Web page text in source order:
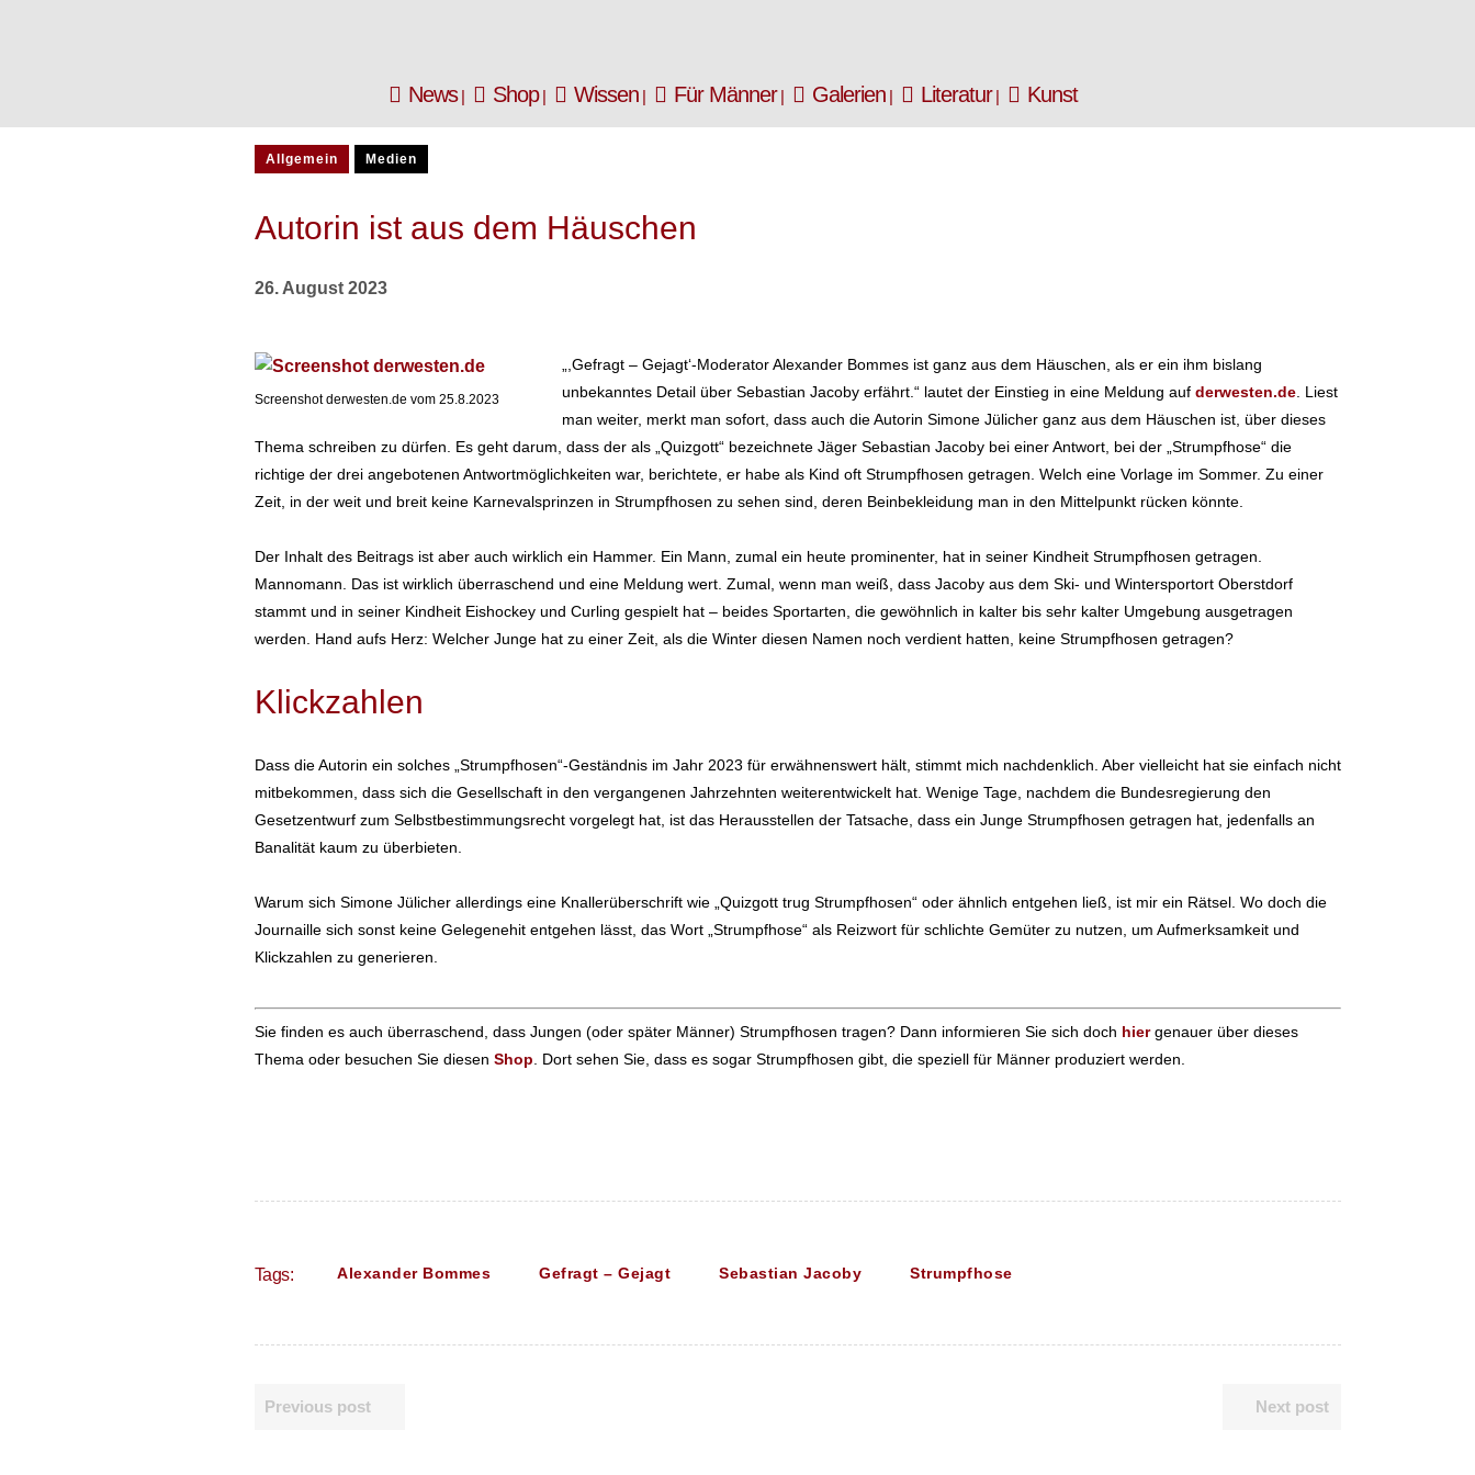
News Shop Wissen Für Männer Galerien Literatur Kunst
Allgemein Medien
Autorin ist aus dem Häuschen
26. August 2023
Screenshot derwesten.de vom 25.8.2023
„,Gefragt – Gejagt‘-Moderator Alexander Bommes ist ganz aus dem Häuschen, als er ein ihm bislang
unbekanntes Detail über Sebastian Jacoby erfährt.“ lautet der Einstieg in eine Meldung auf derwesten.de . Liest
man weiter, merkt man sofort, dass auch die Autorin Simone Jülicher ganz aus dem Häuschen ist, über dieses
Thema schreiben zu dürfen. Es geht darum, dass der als „Quizgott“ bezeichnete Jäger Sebastian Jacoby bei einer Antwort, bei der „Strumpfhose“ die
richtige der drei angebotenen Antwortmöglichkeiten war, berichtete, er habe als Kind oft Strumpfhosen getragen. Welch eine Vorlage im Sommer. Zu einer
Zeit, in der weit und breit keine Karnevalsprinzen in Strumpfhosen zu sehen sind, deren Beinbekleidung man in den Mittelpunkt rücken könnte.
Der Inhalt des Beitrags ist aber auch wirklich ein Hammer. Ein Mann, zumal ein heute prominenter, hat in seiner Kindheit Strumpfhosen getragen.
Mannomann. Das ist wirklich überraschend und eine Meldung wert. Zumal, wenn man weiß, dass Jacoby aus dem Ski- und Wintersportort Oberstdorf
stammt und in seiner Kindheit Eishockey und Curling gespielt hat – beides Sportarten, die gewöhnlich in kalter bis sehr kalter Umgebung ausgetragen
werden. Hand aufs Herz: Welcher Junge hat zu einer Zeit, als die Winter diesen Namen noch verdient hatten, keine Strumpfhosen getragen?
Klickzahlen
Dass die Autorin ein solches „Strumpfhosen“-Geständnis im Jahr 2023 für erwähnenswert hält, stimmt mich nachdenklich. Aber vielleicht hat sie einfach nicht
mitbekommen, dass sich die Gesellschaft in den vergangenen Jahrzehnten weiterentwickelt hat. Wenige Tage, nachdem die Bundesregierung den
Gesetzentwurf zum Selbstbestimmungsrecht vorgelegt hat, ist das Herausstellen der Tatsache, dass ein Junge Strumpfhosen getragen hat, jedenfalls an
Banalität kaum zu überbieten.
Warum sich Simone Jülicher allerdings eine Knallerüberschrift wie „Quizgott trug Strumpfhosen“ oder ähnlich entgehen ließ, ist mir ein Rätsel. Wo doch die
Journaille sich sonst keine Gelegenehit entgehen lässt, das Wort „Strumpfhose“ als Reizwort für schlichte Gemüter zu nutzen, um Aufmerksamkeit und
Klickzahlen zu generieren.
Sie finden es auch überraschend, dass Jungen (oder später Männer) Strumpfhosen tragen? Dann informieren Sie sich doch hiergenauer über dieses
Thema oder besuchen Sie diesen Shop . Dort sehen Sie, dass es sogar Strumpfhosen gibt, die speziell für Männer produziert werden.
Tags: Alexander Bommes Gefragt – Gejagt Sebastian Jacoby Strumpfhose
Previous post Next post